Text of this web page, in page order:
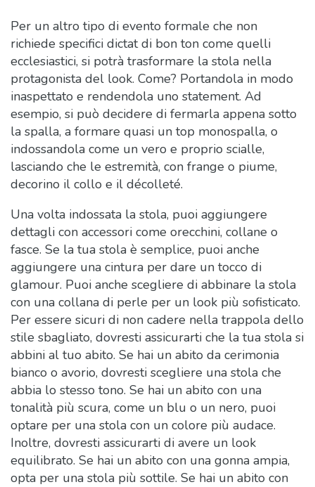
Per un altro tipo di evento formale che non
richiede specifici dictat di bon ton come quelli
ecclesiastici, si potrà trasformare la stola nella
protagonista del look. Come? Portandola in modo
inaspettato e rendendola uno statement. Ad
esempio, si può decidere di fermarla appena sotto
la spalla, a formare quasi un top monospalla, o
indossandola come un vero e proprio scialle,
lasciando che le estremità, con frange o piume,
decorino il collo e il décolleté.
Una volta indossata la stola, puoi aggiungere
dettagli con accessori come orecchini, collane o
fasce. Se la tua stola è semplice, puoi anche
aggiungere una cintura per dare un tocco di
glamour. Puoi anche scegliere di abbinare la stola
con una collana di perle per un look più sofisticato.
Per essere sicuri di non cadere nella trappola dello
stile sbagliato, dovresti assicurarti che la tua stola si
abbini al tuo abito. Se hai un abito da cerimonia
bianco o avorio, dovresti scegliere una stola che
abbia lo stesso tono. Se hai un abito con una
tonalità più scura, come un blu o un nero, puoi
optare per una stola con un colore più audace.
Inoltre, dovresti assicurarti di avere un look
equilibrato. Se hai un abito con una gonna ampia,
opta per una stola più sottile. Se hai un abito con